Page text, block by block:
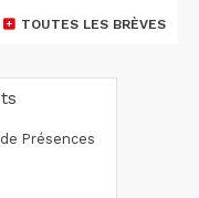
TOUTES LES BRÈVES
Présences